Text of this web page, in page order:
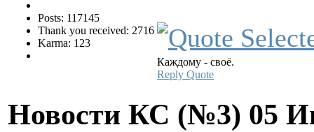
Posts: 117145
Thank you received: 2716
Karma: 123
Каждому - своё.
Reply Quote
Новости КС (№3) 05